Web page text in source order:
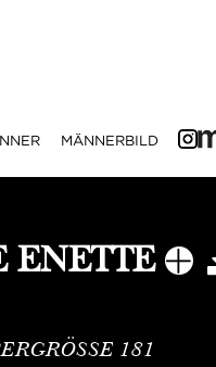
MÄNNERBILD
ENETTE
181